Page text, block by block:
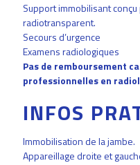
Support immobilisant
radiotransparent.
Secours d’urgence
Examens radiologiques
Pas de remboursement
professionnelles en
INFOS
Immobilisation de la jambe.
Appareillage droite et